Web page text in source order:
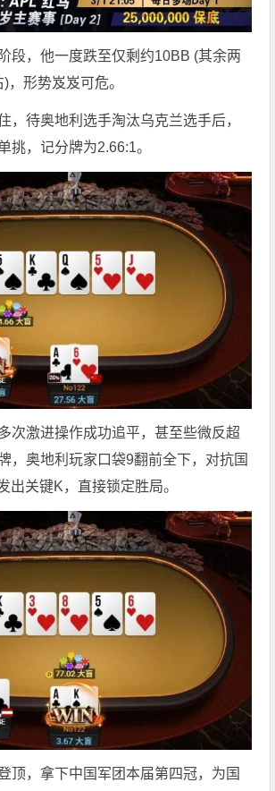
段，他一度跌至仅剩约10BB (其余两
，形势岌岌可危。
，待奥地利选手淘汰乌克兰选手后，
挑，记分牌为2.66:1。
次激进操作成功追平，甚至些微反超
，奥地利玩家口袋9翻前全下，对抗国
出关键K，直接锁定胜局。
顶，拿下中国军团本届第四冠，为国